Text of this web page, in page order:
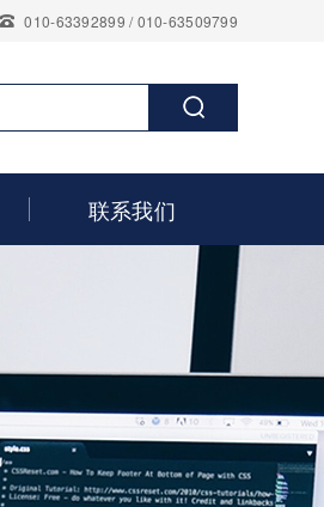
010-63392899 / 010-63509799
联系我们